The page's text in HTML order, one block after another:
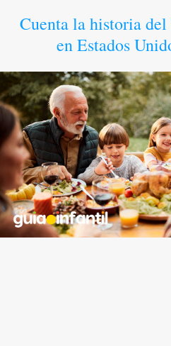
Cuenta la historia
en Estados